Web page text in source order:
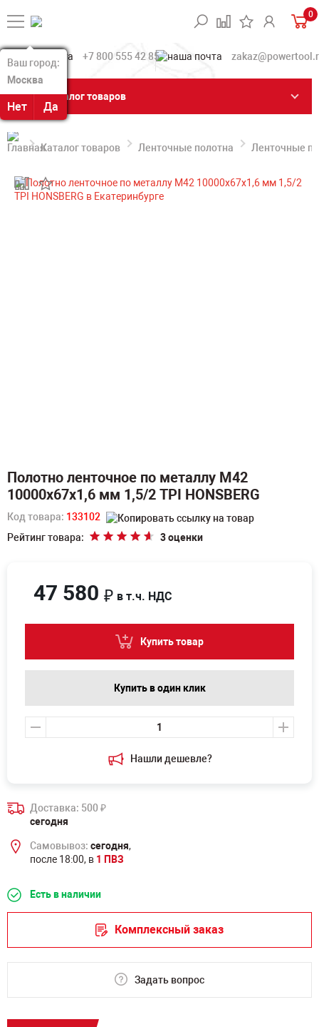
Ваш город:
Москва
Нет Да
Ваш город:
Москва
Нет Да
0
+7 800 555 42 85
Каталог товаров
Каталог товаров Ленточные полотна Ленточные
Полотно ленточное по металлу M42
10000х67х1,6 мм 1,5/2 TPI HONSBERG
Код товара: 133102
Рейтинг товара:
3 оценки
Нашли дешевле?
47 580 ₽ в т.ч. НДС
Купить товар
Купить в один клик
Доставка: 500₽
сегодня
Самовывоз: сегодня,
после 18:00, в 1 ПВЗ
Есть в наличии
Комплексный заказ
Задать вопрос